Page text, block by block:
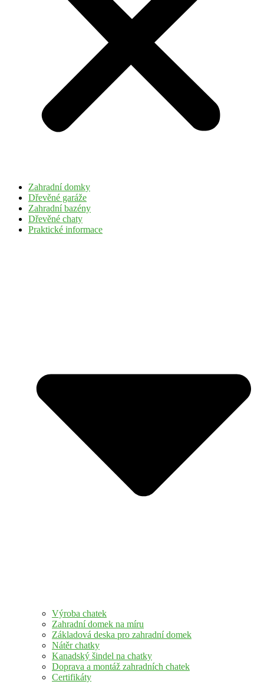
Zahradní domky
Dřevěné garáže
Zahradní bazény
Dřevěné chaty
Praktické informace
Výroba chatek
Zahradní domek na míru
Základová deska pro zahradní domek
Nátěr chatky
Kanadský šindel na chatky
Doprava a montáž zahradních chatek
Certifikáty